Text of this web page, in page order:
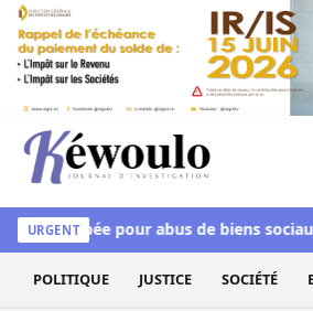
Aller au contenu
Kéwoulo, le premier site
URGENT
inculpée pour abus de biens sociaux
POLITIQUE JUSTICE SOCIÉTÉ